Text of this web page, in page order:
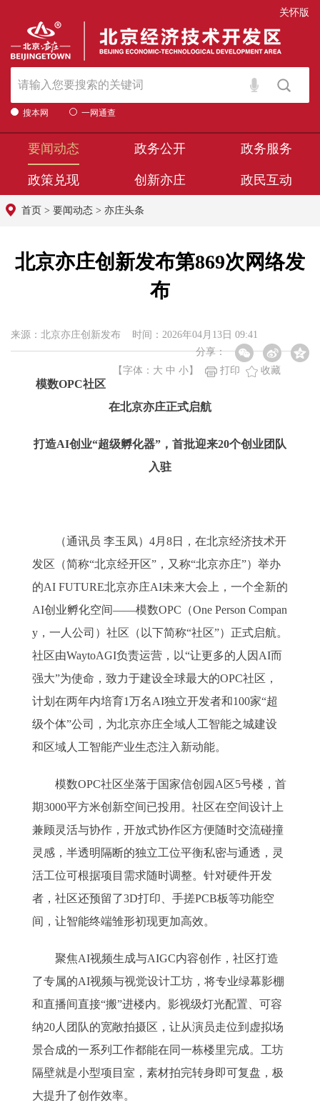
关怀版
搜本网 一网通查
要闻动态 政务公开 政务服务
政策兑现 创新亦庄 政民互动
首页 > 要闻动态 > 亦庄头条
北京亦庄创新发布第869次网络发
布
来源：北京亦庄创新发布 时间：2026年04月13日 09:41
分享：
【字体： 大 中 小 】 打印 收藏
模数OPC社区
在北京亦庄正式启航
打造AI创业“超级孵化器”，首批迎来20个创业团队
入驻
（通讯员 李玉凤）4月8日，在北京经济技术开
发区（简称“北京经开区”，又称“北京亦庄”）举办
的AI FUTURE北京亦庄AI未来大会上，一个全新的
AI创业孵化空间——模数OPC（One Person Compan
y，一人公司）社区（以下简称“社区”）正式启航。
社区由WaytoAGI负责运营，以“让更多的人因AI而
强大”为使命，致力于建设全球最大的OPC社区，
计划在两年内培育1万名AI独立开发者和100家“超
级个体”公司，为北京亦庄全域人工智能之城建设
和区域人工智能产业生态注入新动能。
模数OPC社区坐落于国家信创园A区5号楼，首
期3000平方米创新空间已投用。社区在空间设计上
兼顾灵活与协作，开放式协作区方便随时交流碰撞
灵感，半透明隔断的独立工位平衡私密与通透，灵
活工位可根据项目需求随时调整。针对硬件开发
者，社区还预留了3D打印、手搓PCB板等功能空
间，让智能终端雏形初现更加高效。
聚焦AI视频生成与AIGC内容创作，社区打造
了专属的AI视频与视觉设计工坊，将专业绿幕影棚
和直播间直接“搬”进楼内。影视级灯光配置、可容
纳20人团队的宽敞拍摄区，让从演员走位到虚拟场
景合成的一系列工作都能在同一栋楼里完成。工坊
隔壁就是小型项目室，素材拍完转身即可复盘，极
大提升了创作效率。